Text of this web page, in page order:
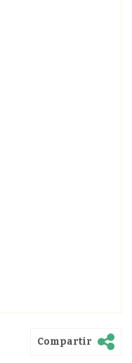
Compartir